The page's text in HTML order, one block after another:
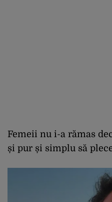
Femeii nu i-a rămas
și pur și simplu să